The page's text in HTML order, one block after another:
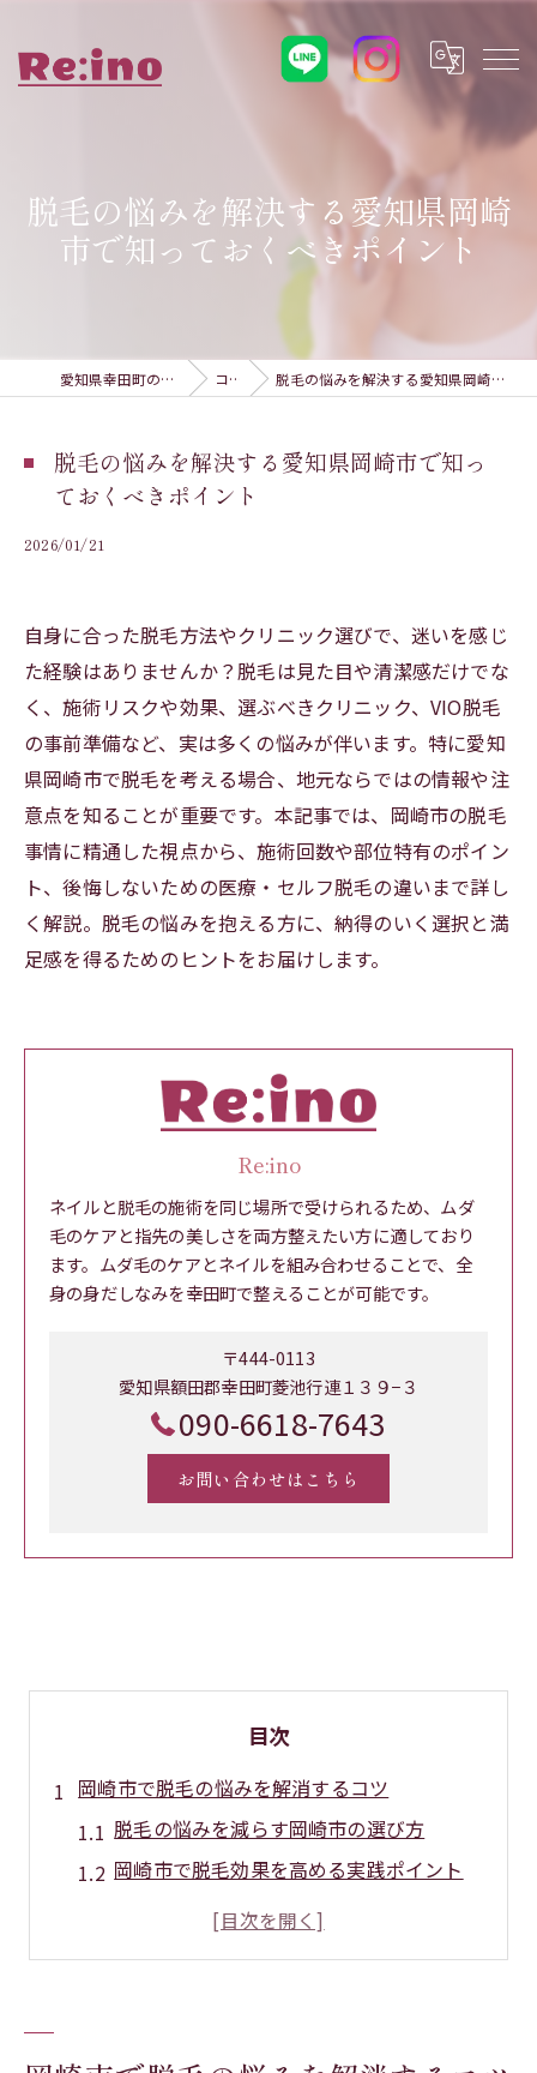
脱毛の悩みを解決する愛知県岡崎
市で知っておくべきポイント
愛知県幸田町の脱毛ならRe:ino コラム 脱毛の悩みを解決する愛知県岡崎市で知っておくべきポイント
脱毛の悩みを解決する愛知県岡崎市で知っ
ておくべきポイント
2026/01/21
自身に合った脱毛方法やクリニック選びで、迷いを感じ
た経験はありませんか？脱毛は見た目や清潔感だけでな
く、施術リスクや効果、選ぶべきクリニック、VIO脱毛
の事前準備など、実は多くの悩みが伴います。特に愛知
県岡崎市で脱毛を考える場合、地元ならではの情報や注
意点を知ることが重要です。本記事では、岡崎市の脱毛
事情に精通した視点から、施術回数や部位特有のポイン
ト、後悔しないための医療・セルフ脱毛の違いまで詳し
く解説。脱毛の悩みを抱える方に、納得のいく選択と満
足感を得るためのヒントをお届けします。
Re:ino
ネイルと脱毛の施術を同じ場所で受けられるため、ムダ
毛のケアと指先の美しさを両方整えたい方に適しており
ます。ムダ毛のケアとネイルを組み合わせることで、全
身の身だしなみを幸田町で整えることが可能です。
〒444-0113
愛知県額田郡幸田町菱池行連１３９−３
090-6618-7643
お問い合わせはこちら
目次
岡崎市で脱毛の悩みを解消するコツ
脱毛の悩みを減らす岡崎市の選び方
岡崎市で脱毛効果を高める実践ポイント
脱毛岡崎の悩み相談が役立つ理由